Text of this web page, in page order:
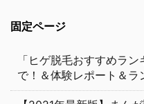
固定ページ
「ヒゲ脱毛おすすめラ
で！＆体験レポート＆ラ